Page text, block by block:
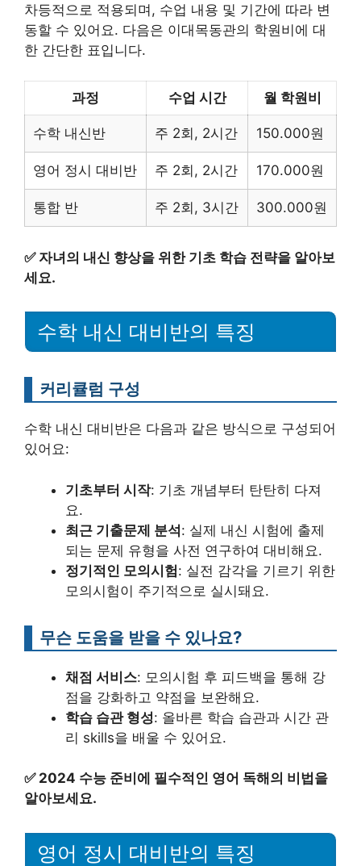
차등적으로 적용되며, 수업 내용 및 기간에 따라 변
동할 수 있어요. 다음은 이대목동관의 학원비에 대
한 간단한 표입니다.
과정 수업 시간 월 학원비
수학 내신반 주 2회, 2시간 150.000원
영어 정시 대비반 주 2회, 2시간 170.000원
통합 반 주 2회, 3시간 300.000원
✅ 자녀의 내신 향상을 위한 기초 학습 전략을 알아보
세요.
수학 내신 대비반의 특징
커리큘럼 구성
수학 내신 대비반은 다음과 같은 방식으로 구성되어
있어요:
기초부터 시작: 기초 개념부터 탄탄히 다져
요.
최근 기출문제 분석: 실제 내신 시험에 출제
되는 문제 유형을 사전 연구하여 대비해요.
정기적인 모의시험: 실전 감각을 기르기 위한
모의시험이 주기적으로 실시돼요.
무슨 도움을 받을 수 있나요?
채점 서비스: 모의시험 후 피드백을 통해 강
점을 강화하고 약점을 보완해요.
학습 습관 형성: 올바른 학습 습관과 시간 관
리 skills을 배울 수 있어요.
✅ 2024 수능 준비에 필수적인 영어 독해의 비법을
알아보세요.
영어 정시 대비반의 특징